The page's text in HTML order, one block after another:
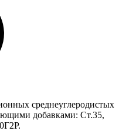
среднеуглеродистых
добавками: Ст.35,